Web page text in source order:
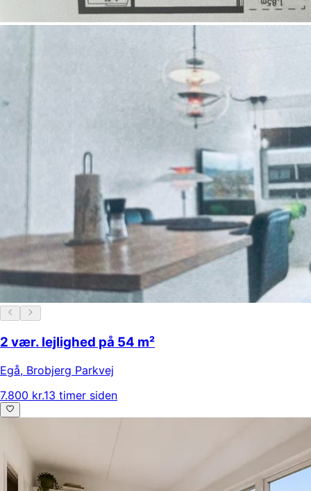
2 vær. lejlighed på 54 m²
Egå, Brobjerg Parkvej
7.800 kr.13 timer siden